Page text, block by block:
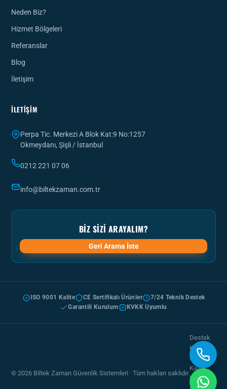
Neden Biz?
Hizmet Bölgeleri
Referanslar
Blog
İletişim
İLETIŞIM
Perpa Tic. Merkezi A Blok Kat:9 No:1257
Okmeydanı, Şişli / İstanbul
0212 221 07 06
info@biltekzaman.com.tr
BIZ SIZI ARAYALIM?
Geri Arama İste
ISO 9001 Kalite CE Sertifikalı Ürünler
7/24 Teknik Destek
Garantili Kurulum
KVKK Uyumlu
© 2026 Biltek Zaman Güvenlik Sistemleri · Tüm hakları saklıdır.
Destek
Kayıt
Formu
Kalite
Politikası